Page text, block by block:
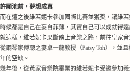
許願池前，夢想成真
而在這之後維若妮卡參加國際比賽並獲獎，讓維
時候都是自己在妄自菲薄，其實自己可以成就得遠
就這樣，維若妮卡果斷踏上音樂之路，前往皇家
從鋼琴家傅聰之妻卓一龍教授（Patsy Toh） ，並且
年的空缺。
幾年後，從黃家音樂院畢業的維若妮卡受邀參加